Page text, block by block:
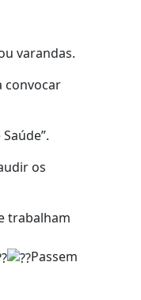
varandas.
convocar
os
trabalham
Passem